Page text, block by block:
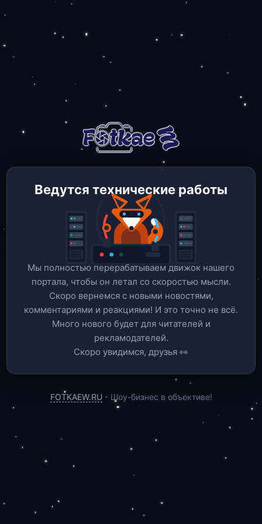
Ведутся технические работы
Мы полностью перерабатываем движок нашего
портала, чтобы он летал со скоростью мысли.
Скоро вернемся c новыми новостями,
комментариями и реакциями! И это точно не всё.
Много нового будет для читателей и
рекламодателей.
Скоро увидимся, друзья 👀
FOTKAEW.RU - Шоу-бизнес в объективе!